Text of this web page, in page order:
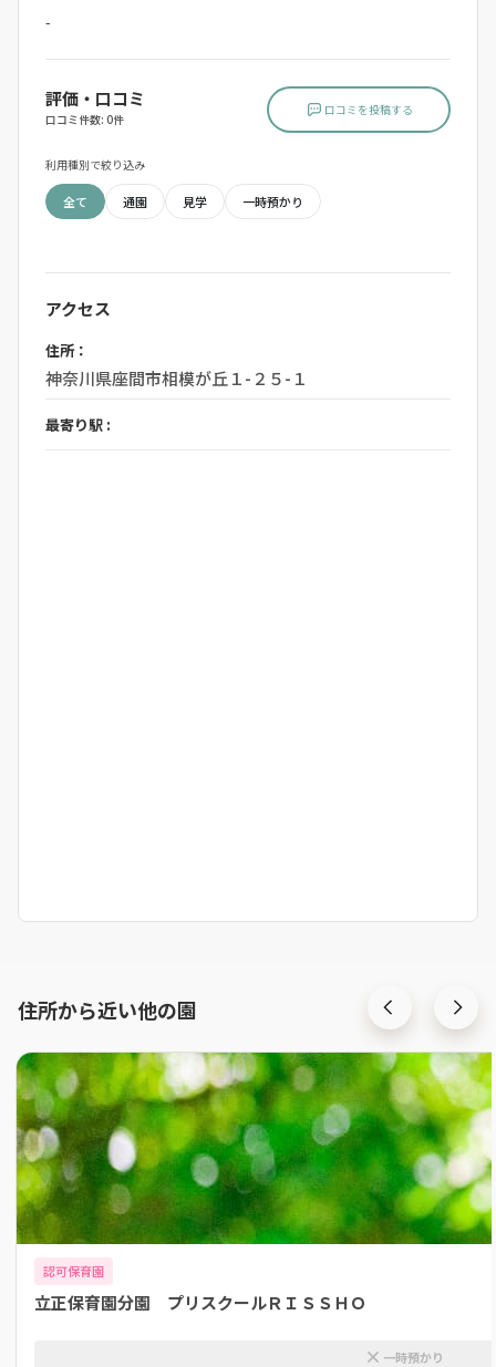
-
評価・口コミ
口コミ件数: 0件
口コミを投稿する
利用種別で絞り込み
全て 通園 見学 一時預かり
アクセス
住所：
神奈川県座間市相模が丘１-２５-１
最寄り駅 :
住所から近い他の園
認可保育園
立正保育園分園 プリスクールＲＩＳＳＨＯ
一時預かり